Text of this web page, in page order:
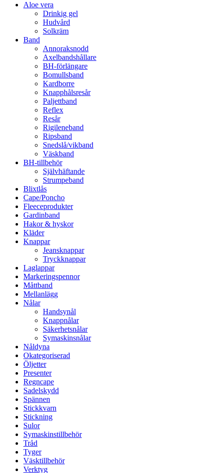
Aloe vera
Drinkig gel
Hudvård
Solkräm
Band
Annoraksnodd
Axelbandshållare
BH-förlängare
Bomullsband
Kardborre
Knapphålsresår
Paljettband
Reflex
Resår
Rigileneband
Ripsband
Snedslå/vikband
Väskband
BH-tillbehör
Självhäftande
Strumpeband
Blixtlås
Cape/Poncho
Fleeceprodukter
Gardinband
Hakor & hyskor
Kläder
Knappar
Jeansknappar
Tryckknappar
Laglappar
Markeringspennor
Måttband
Mellanlägg
Nålar
Handsynål
Knappnålar
Säkerhetsnålar
Symaskinsnålar
Nåldyna
Okategoriserad
Öljetter
Presenter
Regncape
Sadelskydd
Spännen
Stickkvarn
Stickning
Sulor
Symaskinstillbehör
Tråd
Tyger
Väsktillbehör
Verktyg